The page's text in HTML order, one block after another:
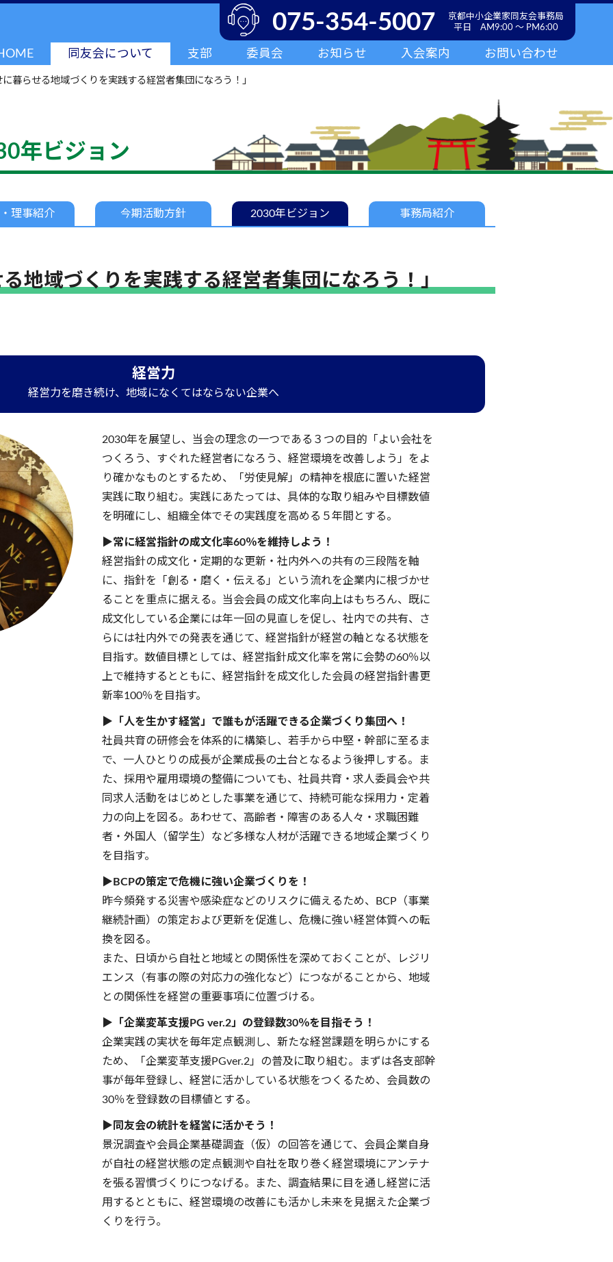
同友会について 支部 委員会 お知らせ 入会案内 お問い合わせ
075-354-5007
京都中小企業家同友会事務局
平日 AM9:00 ～ PM6:00
暮らせる地域づくりを実践する経営者集団になろう！」
年ビジョン
理事紹介 今期活動方針 2030年 ビジョン 事務局紹介
地域づくりを実践する経営者集団になろう！」
経営力
経営力を磨き続け、地域になくてはならない企業へ
2030年を展望し、当会の理念の一つである３つの目的「よい会社を
つくろう、すぐれた経営者になろう、経営環境を改善しよう」をよ
り確かなものとするため、「労使見解」の精神を根底に置いた経営
実践に取り組む。実践にあたっては、具体的な取り組みや目標数値
を明確にし、組織全体でその実践度を高める５年間とする。
▶常に経営指針の成文化率60％を維持しよう！
経営指針の成文化・定期的な更新・社内外への共有の三段階を軸
に、指針を「創る・磨く・伝える」という流れを企業内に根づかせ
ることを重点に据える。当会会員の成文化率向上はもちろん、既に
成文化している企業には年一回の見直しを促し、社内での共有、さ
らには社内外での発表を通じて、経営指針が経営の軸となる状態を
目指す。数値目標としては、経営指針成文化率を常に会勢の60％以
上で維持するとともに、経営指針を成文化した会員の経営指針書更
新率100％を目指す。
▶「人を生かす経営」で誰もが活躍できる企業づくり集団へ！
社員共育の研修会を体系的に構築し、若手から中堅・幹部に至るま
で、一人ひとりの成長が企業成長の土台となるよう後押しする。ま
た、採用や雇用環境の整備についても、社員共育・求人委員会や共
同求人活動をはじめとした事業を通じて、持続可能な採用力・定着
力の向上を図る。あわせて、高齢者・障害のある人々・求職困難
者・外国人（留学生）など多様な人材が活躍できる地域企業づくり
を目指す。
▶BCPの策定で危機に強い企業づくりを！
昨今頻発する災害や感染症などのリスクに備えるため、BCP（事業
継続計画）の策定および更新を促進し、危機に強い経営体質への転
換を図る。
また、日頃から自社と地域との関係性を深めておくことが、レジリ
エンス（有事の際の対応力の強化など）につながることから、地域
との関係性を経営の重要事項に位置づける。
▶「企業変革支援PG ver.2」の登録数30％を目指そう！
企業実践の実状を毎年定点観測し、新たな経営課題を明らかにする
ため、「企業変革支援PGver.2」の普及に取り組む。まずは各支部幹
事が毎年登録し、経営に活かしている状態をつくるため、会員数の
30％を登録数の目標値とする。
▶同友会の統計を経営に活かそう！
景況調査や会員企業基礎調査（仮）の回答を通じて、会員企業自身
が自社の経営状態の定点観測や自社を取り巻く経営環境にアンテナ
を張る習慣づくりにつなげる。また、調査結果に目を通し経営に活
用するとともに、経営環境の改善にも活かし未来を見据えた企業づ
くりを行う。